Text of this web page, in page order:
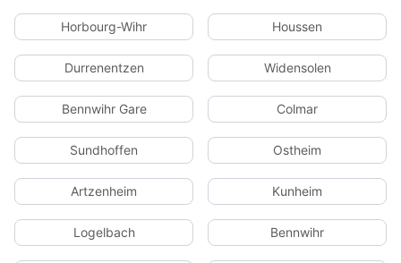
Horbourg-Wihr Houssen
Durrenentzen Widensolen
Bennwihr Gare Colmar
Sundhoffen Ostheim
Artzenheim Kunheim
Logelbach Bennwihr